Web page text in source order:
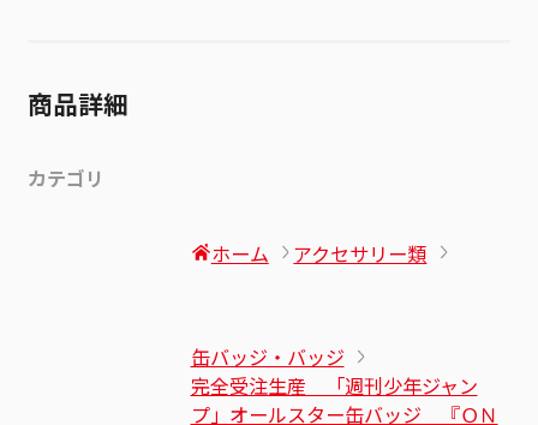
商品詳細
カテゴリ
ホーム アクセサリー類
缶バッジ・バッジ
完全受注生産 「週刊少年ジャン
プ」オールスター缶バッジ 『ＯＮ